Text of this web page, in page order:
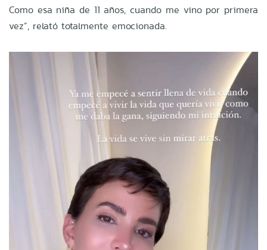
Como esa niña de 11 años, cuando me vino por primera
vez”, relató totalmente emocionada.